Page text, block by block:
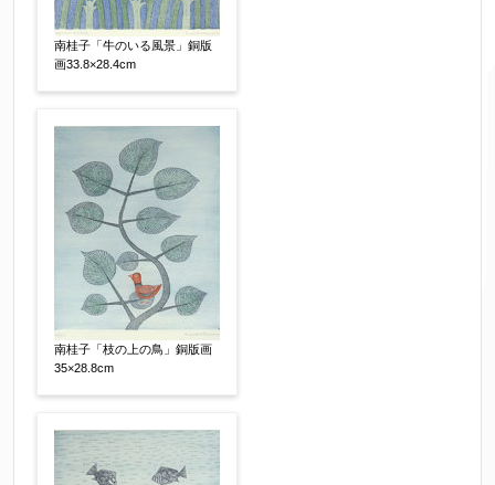
南桂子「牛のいる風景」銅版
画33.8×28.4cm
南桂子「枝の上の鳥」銅版画
35×28.8cm